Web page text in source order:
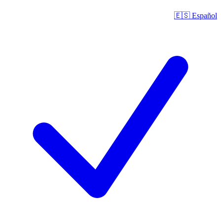
🇪🇸 Español